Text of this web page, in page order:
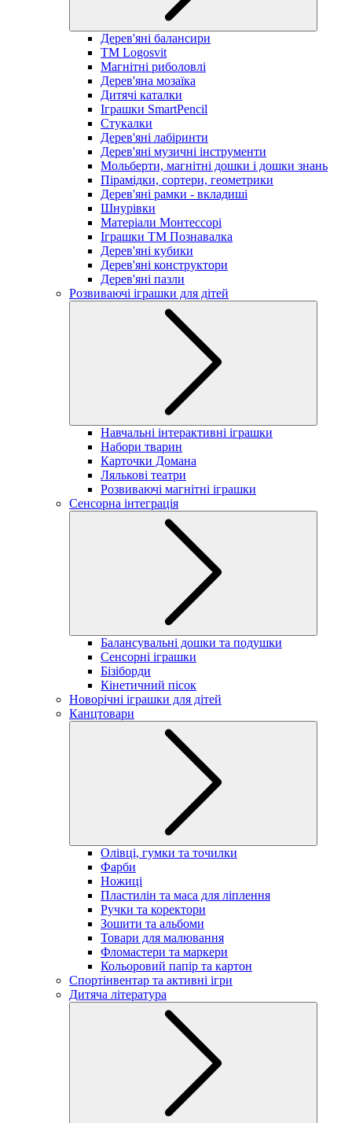
Дерев'яні балансири
TM Logosvit
Магнітні риболовлі
Дерев'яна мозаїка
Дитячі каталки
Іграшки SmartPencil
Стукалки
Дерев'яні лабіринти
Дерев'яні музичні інструменти
Мольберти, магнітні дошки і дошки знань
Пірамідки, сортери, геометрики
Дерев'яні рамки - вкладиші
Шнурівки
Матеріали Монтессорі
Іграшки ТМ Познавалка
Дерев'яні кубики
Дерев'яні конструктори
Дерев'яні пазли
Розвиваючі іграшки для дітей
Навчальні інтерактивні іграшки
Набори тварин
Карточки Домана
Лялькові театри
Розвиваючі магнітні іграшки
Сенсорна інтеграція
Балансувальні дошки та подушки
Сенсорні іграшки
Бізіборди
Кінетичний пісок
Новорічні іграшки для дітей
Канцтовари
Олівці, гумки та точилки
Фарби
Ножиці
Пластилін та маса для ліплення
Ручки та коректори
Зошити та альбоми
Товари для малювання
Фломастери та маркери
Кольоровий папір та картон
Спортінвентар та активні ігри
Дитяча література